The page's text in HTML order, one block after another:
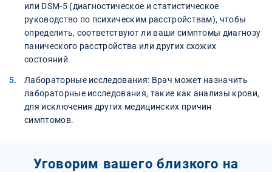
или DSM-5 (диагностическое и статистическое
руководство по психическим расстройствам), чтобы
определить, соответствуют ли ваши симптомы диагнозу
панического расстройства или других схожих
состояний.
Лабораторные исследования: Врач может назначить
лабораторные исследования, такие как анализы крови,
для исключения других медицинских причин
симптомов.
Уговорим вашего близкого на